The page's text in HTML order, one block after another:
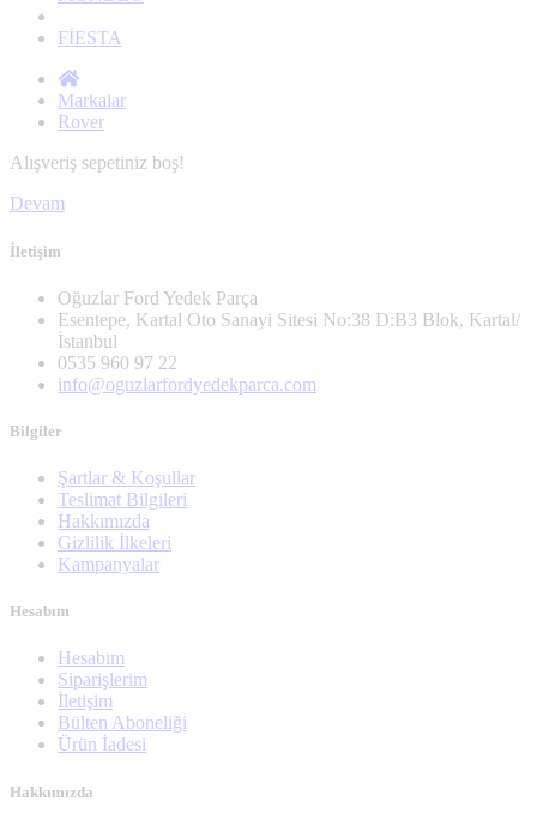
FİESTA
Markalar
Rover
Alışveriş sepetiniz boş!
Devam
İletişim
Oğuzlar Ford Yedek Parça
Esentepe, Kartal Oto Sanayi Sitesi No:38 D:B3 Blok, Kartal/
İstanbul
0535 960 97 22
info@oguzlarfordyedekparca.com
Bilgiler
Şartlar & Koşullar
Teslimat Bilgileri
Hakkımızda
Gizlilik İlkeleri
Kampanyalar
Hesabım
Hesabım
Siparişlerim
İletişim
Bülten Aboneliği
Ürün İadesi
Hakkımızda